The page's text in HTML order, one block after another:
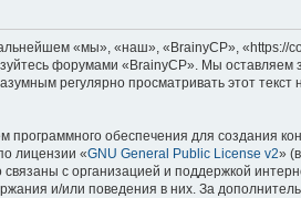
«мы», «наш», «BrainyCP», «https://
форумами «BrainyCP». Мы
регулярно просматривать этот
обеспечения для создания
лицензии «GNU General Public License v2»
связаны с организацией и поддержкой
и/или поведения в них. За